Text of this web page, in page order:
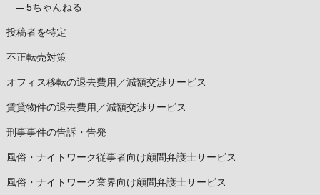
5ちゃんねる
投稿者を特定
不正転売対策
オフィス移転の退去費用／減額交渉サービス
賃貸物件の退去費用／減額交渉サービス
刑事事件の告訴・告発
風俗・ナイトワーク従事者向け顧問弁護士サービス
風俗・ナイトワーク業界向け顧問弁護士サービス